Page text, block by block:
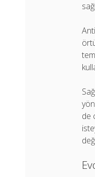
de